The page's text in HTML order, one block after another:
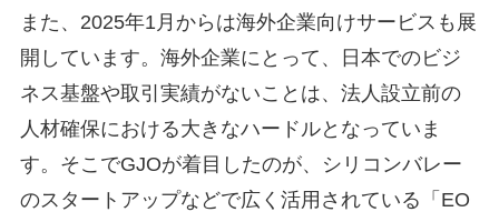
また、2025年1月からは海外企業向けサービスも展
開しています。海外企業にとって、日本でのビジ
ネス基盤や取引実績がないことは、法人設立前の
人材確保における大きなハードルとなっていま
す。そこでGJOが着目したのが、シリコンバレー
のスタートアップなどで広く活用されている「EO